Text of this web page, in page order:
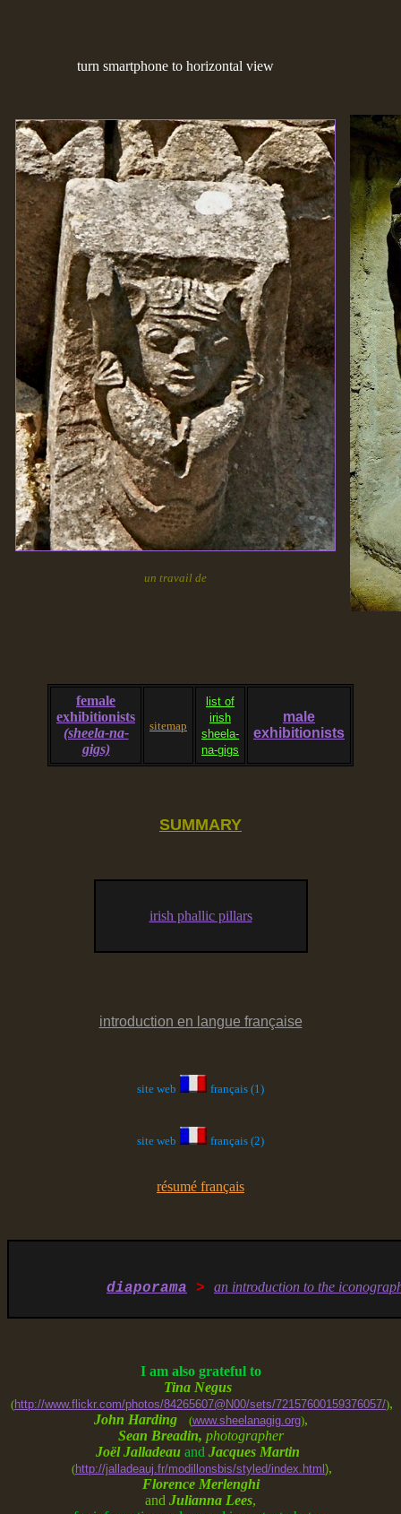
turn smartphone to horizontal view
un travail de
female
exhibitionists
(sheela-na-
gigs)
sitemap
list of
irish
sheela-
na-gigs
male
exhibitionists
SUMMARY
irish phallic pillars
introduction en langue française
site web français (1)
site web français (2)
résumé français
diaporama > an introduction to the
I am also grateful to
Tina Negus
(http://www.flickr.com/photos/84265607@N00/sets/72157600159376057/),
John Harding
(www.sheelanagig.org),
Sean Breadin, photographer
Joël Jalladeau and Jacques Martin
(http://jalladeauj.fr/modillonsbis/styled/index.html ),
Florence Merlenghi
and Julianna Lees,